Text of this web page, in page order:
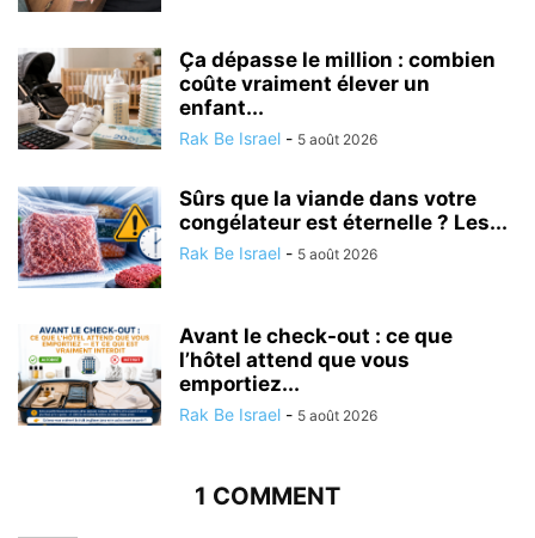
Ça dépasse le million : combien
coûte vraiment élever un
enfant...
Rak Be Israel - 5 août 2026
Sûrs que la viande dans votre
congélateur est éternelle ? Les...
Rak Be Israel - 5 août 2026
Avant le check-out : ce que
l’hôtel attend que vous
emportiez...
Rak Be Israel - 5 août 2026
1 COMMENT